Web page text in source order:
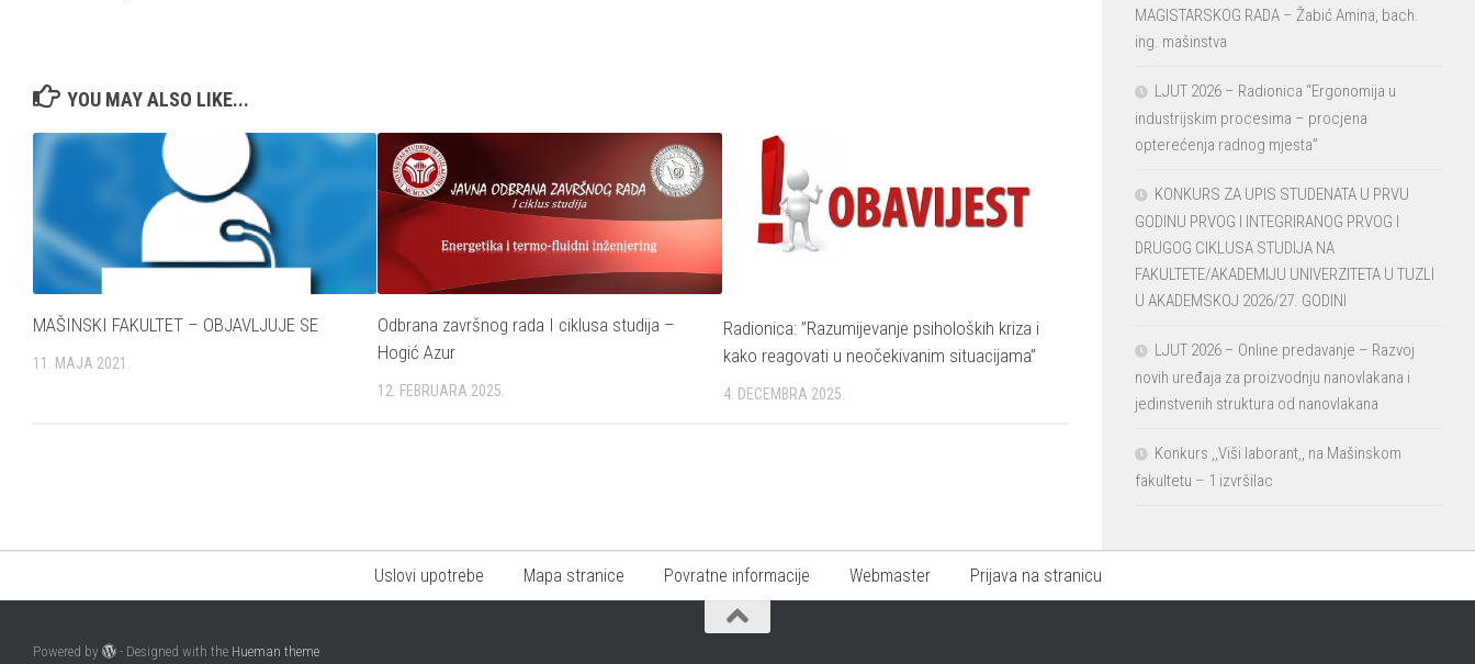
YOU MAY ALSO LIKE...
MAŠINSKI FAKULTET – OBJAVLJUJE SE
11. MAJA 2021.
Odbrana završnog rada I ciklusa studija –
Hogić Azur
12. FEBRUARA 2025.
Radionica: ”Razumijevanje psiholoških kriza i
kako reagovati u neočekivanim situacijama”
4. DECEMBRA 2025.
MAGISTARSKOG RADA – Žabić Amina, bach.
ing. mašinstva
LJUT 2026 – Radionica “Ergonomija u
industrijskim procesima – procjena
opterećenja radnog mjesta”
KONKURS ZA UPIS STUDENATA U PRVU
GODINU PRVOG I INTEGRIRANOG PRVOG I
DRUGOG CIKLUSA STUDIJA NA
FAKULTETE/AKADEMIJU UNIVERZITETA U TUZLI
U AKADEMSKOJ 2026/27. GODINI
LJUT 2026 – Online predavanje – Razvoj
novih uređaja za proizvodnju nanovlakana i
jedinstvenih struktura od nanovlakana
Konkurs ,,Viši laborant,, na Mašinskom
fakultetu – 1 izvršilac
Uslovi upotrebe Mapa stranice Povratne informacije Webmaster Prijava na stranicu
Powered by - Designed with the Hueman theme